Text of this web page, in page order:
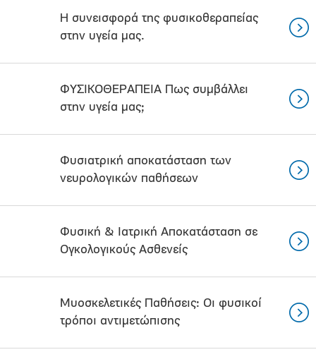
Η συνεισφορά της φυσικοθεραπείας
στην υγεία μας.
ΦΥΣΙΚΟΘΕΡΑΠΕΙΑ Πως συμβάλλει
στην υγεία μας;
Φυσιατρική αποκατάσταση των
νευρολογικών παθήσεων
Φυσική & Ιατρική Aποκατάσταση σε
Ογκολογικούς Ασθενείς
Μυοσκελετικές Παθήσεις: Οι φυσικοί
τρόποι αντιμετώπισης